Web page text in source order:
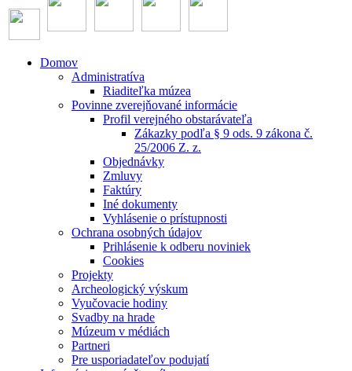
Domov
Administratíva
Riaditeľka múzea
Povinne zverejňované informácie
Profil verejného obstarávateľa
Zákazky podľa § 9 ods. 9 zákona č.
25/2006 Z. z.
Objednávky
Zmluvy
Faktúry
Iné dokumenty
Vyhlásenie o prístupnosti
Ochrana osobných údajov
Prihlásenie k odberu noviniek
Cookies
Projekty
Archeologický výskum
Vyučovacie hodiny
Svadby na hrade
Múzeum v médiách
Partneri
Pre usporiadateľov podujatí